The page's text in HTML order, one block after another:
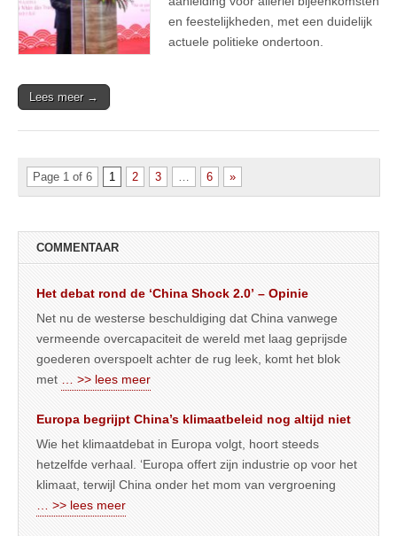
en feestelijkheden, met een duidelijk
actuele politieke ondertoon.
Lees meer →
Page 1 of 6 1 2 3 6 »
COMMENTAAR
Het debat rond de ‘China Shock 2.0’ – Opinie
Net nu de westerse beschuldiging dat China vanwege
vermeende overcapaciteit de wereld met laag geprijsde
goederen overspoelt achter de rug leek, komt het blok
met
… >> lees meer
Europa begrijpt China’s klimaatbeleid nog altijd niet
Wie het klimaatdebat in Europa volgt, hoort steeds
hetzelfde verhaal. ‘Europa offert zijn industrie op voor het
klimaat, terwijl China onder het mom van vergroening
… >> lees meer